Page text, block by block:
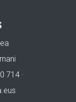
714 ·